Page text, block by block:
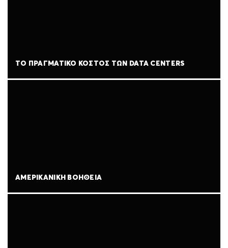
ΤΟ ΠΡΑΓΜΑΤΙΚΌ ΚΌΣΤΟΣ ΤΩΝ DATA CENTERS
ΑΜΕΡΙΚΑΝΙΚΉ ΒΟΉΘΕΙΑ